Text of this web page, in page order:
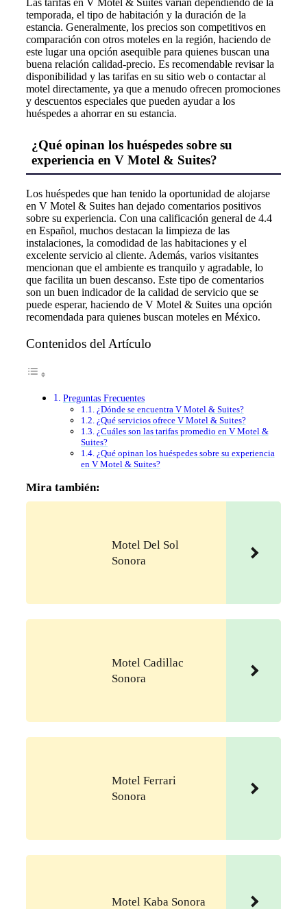
temporada, el tipo de habitación y la duración de la
estancia. Generalmente, los precios son competitivos en
comparación con otros moteles en la región, haciendo de
este lugar una opción asequible para quienes buscan una
buena relación calidad-precio. Es recomendable revisar la
disponibilidad y las tarifas en su sitio web o contactar al
motel directamente, ya que a menudo ofrecen promociones
y descuentos especiales que pueden ayudar a los
huéspedes a ahorrar en su estancia.
¿Qué opinan los huéspedes sobre su
experiencia en V Motel & Suites?
Los huéspedes que han tenido la oportunidad de alojarse
en V Motel & Suites han dejado comentarios positivos
sobre su experiencia. Con una calificación general de 4.4
en Español, muchos destacan la limpieza de las
instalaciones, la comodidad de las habitaciones y el
excelente servicio al cliente. Además, varios visitantes
mencionan que el ambiente es tranquilo y agradable, lo
que facilita un buen descanso. Este tipo de comentarios
son un buen indicador de la calidad de servicio que se
puede esperar, haciendo de V Motel & Suites una opción
recomendada para quienes buscan moteles en México.
Contenidos del Artículo
Preguntas Frecuentes
¿Dónde se encuentra V Motel & Suites?
¿Qué servicios ofrece V Motel & Suites?
¿Cuáles son las tarifas promedio en V Motel &
Suites?
¿Qué opinan los huéspedes sobre su experiencia
en V Motel & Suites?
Mira también:
Motel Del Sol
Sonora
Motel Cadillac
Sonora
Motel Ferrari
Sonora
Motel Kaba Sonora